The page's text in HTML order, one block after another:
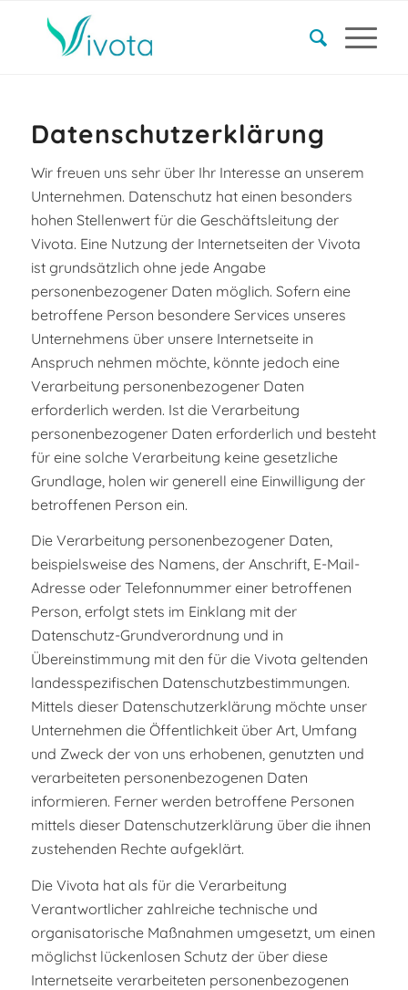
Datenschutzerklärung
Wir freuen uns sehr über Ihr Interesse an unserem
Unternehmen. Datenschutz hat einen besonders
hohen Stellenwert für die Geschäftsleitung der
Vivota. Eine Nutzung der Internetseiten der Vivota
ist grundsätzlich ohne jede Angabe
personenbezogener Daten möglich. Sofern eine
betroffene Person besondere Services unseres
Unternehmens über unsere Internetseite in
Anspruch nehmen möchte, könnte jedoch eine
Verarbeitung personenbezogener Daten
erforderlich werden. Ist die Verarbeitung
personenbezogener Daten erforderlich und besteht
für eine solche Verarbeitung keine gesetzliche
Grundlage, holen wir generell eine Einwilligung der
betroffenen Person ein.
Die Verarbeitung personenbezogener Daten,
beispielsweise des Namens, der Anschrift, E-Mail-
Adresse oder Telefonnummer einer betroffenen
Person, erfolgt stets im Einklang mit der
Datenschutz-Grundverordnung und in
Übereinstimmung mit den für die Vivota geltenden
landesspezifischen Datenschutzbestimmungen.
Mittels dieser Datenschutzerklärung möchte unser
Unternehmen die Öffentlichkeit über Art, Umfang
und Zweck der von uns erhobenen, genutzten und
verarbeiteten personenbezogenen Daten
informieren. Ferner werden betroffene Personen
mittels dieser Datenschutzerklärung über die ihnen
zustehenden Rechte aufgeklärt.
Die Vivota hat als für die Verarbeitung
Verantwortlicher zahlreiche technische und
organisatorische Maßnahmen umgesetzt, um einen
möglichst lückenlosen Schutz der über diese
Internetseite verarbeiteten personenbezogenen